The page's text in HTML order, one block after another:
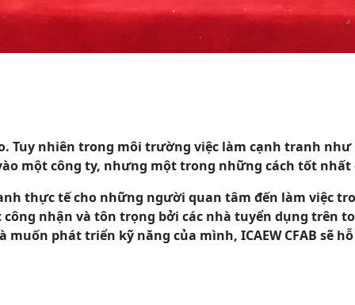
nhiên trong môi trường việc làm cạnh tranh
một công ty, nhưng một trong những cách tốt
thực tế cho những người quan tâm đến làm việc
nhận và tôn trọng bởi các nhà tuyển dụng
phát triển kỹ năng của mình, ICAEW CFAB sẽ